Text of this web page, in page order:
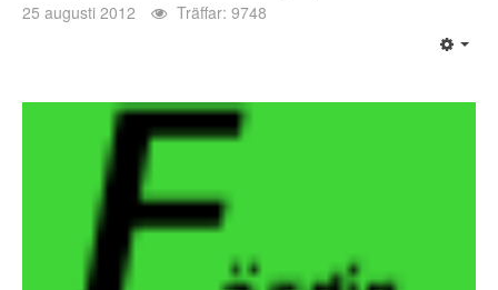
25 augusti 2012
Träffar: 9748